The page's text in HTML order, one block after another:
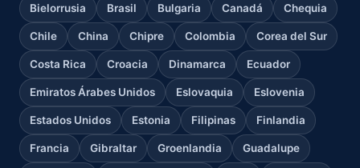
Bielorrusia Brasil Bulgaria Canadá Chequia
Chile China Chipre Colombia Corea del Sur
Costa Rica Croacia Dinamarca Ecuador
Emiratos Árabes Unidos Eslovaquia Eslovenia
Estados Unidos Estonia Filipinas Finlandia
Francia Gibraltar Groenlandia Guadalupe